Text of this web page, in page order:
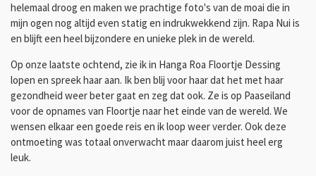
helemaal droog en maken we prachtige foto's van de moai die in
mijn ogen nog altijd even statig en indrukwekkend zijn. Rapa Nui is
en blijft een heel bijzondere en unieke plek in de wereld.
Op onze laatste ochtend, zie ik in Hanga Roa Floortje Dessing
lopen en spreek haar aan. Ik ben blij voor haar dat het met haar
gezondheid weer beter gaat en zeg dat ook. Ze is op Paaseiland
voor de opnames van Floortje naar het einde van de wereld. We
wensen elkaar een goede reis en ik loop weer verder. Ook deze
ontmoeting was totaal onverwacht maar daarom juist heel erg
leuk.